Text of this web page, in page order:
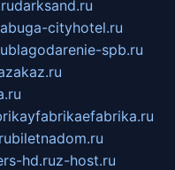
darksand.ru
cityhotel.ru
blagodarenie-spb.ru
biletnadom.ru
hd.ruz-host.ru